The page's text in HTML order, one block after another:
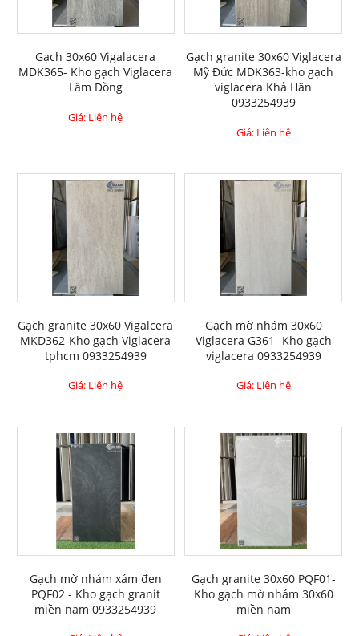
Gạch 30x60 Vigalacera
MDK365- Kho gạch Viglacera
Lâm Đồng
Giá: Liên hệ
Gạch granite 30x60 Viglacera
Mỹ Đức MDK363-kho gạch
viglacera Khả Hân
0933254939
Giá: Liên hệ
Gạch granite 30x60 Vigalcera
MKD362-Kho gạch Viglacera
tphcm 0933254939
Giá: Liên hệ
Gạch mờ nhám 30x60
Viglacera G361- Kho gạch
viglacera 0933254939
Giá: Liên hệ
Gạch mờ nhám xám đen
PQF02 - Kho gạch granit
miền nam 0933254939
Gạch granite 30x60 PQF01-
Kho gạch mờ nhám 30x60
miền nam